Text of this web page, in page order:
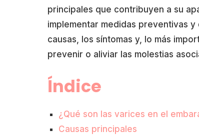
principales que contribuyen a su
implementar medidas preventivas
causas, los síntomas y, lo más
prevenir o aliviar las molestias
Índice
¿Qué son las varices en el
Causas principales